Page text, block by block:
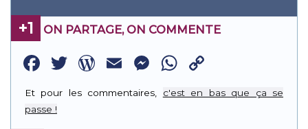
+1 ON PARTAGE, ON COMMENTE
Facebook
Twitter
WordPress
EmailMessenger
WhatsApp
Link
Et pour les commentaires, c'est en bas que ça se
passe !